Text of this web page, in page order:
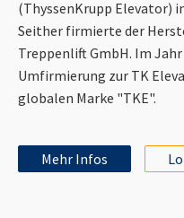
(ThyssenKrupp Elevator)
Seither firmierte der
Treppenlift GmbH. Im
Umfirmierung zur TK
globalen Marke "TKE".
Mehr Infos